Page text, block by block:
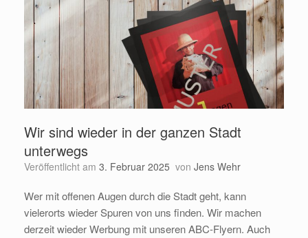
Wir sind wieder in der ganzen Stadt
unterwegs
Veröffentlicht am 3. Februar 2025 von Jens Wehr
Wer mit offenen Augen durch die Stadt geht, kann
vielerorts wieder Spuren von uns finden. Wir machen
derzeit wieder Werbung mit unseren ABC-Flyern. Auch